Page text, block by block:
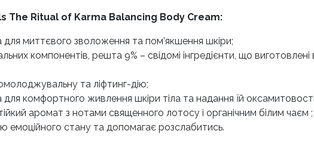
The Ritual of Karma Balancing Body Cream:
миттєвого зволоження та пом’якшення шкіри;
компонентів, решта 9% – свідомі інгредієнти, що
та ліфтинг-дію;
комфортного живлення шкіри тіла та надання їй
аромат з нотами священного лотосу і органічним білим чаєм ;
емоційного стану та допомагає розслабитись.